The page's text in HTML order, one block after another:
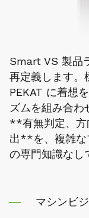
Smart VS 製品
再定義します。
PEKAT に着想
ズムを組み合
**有無判定、方
出**を、複雑な
の専門知識なし
マシンビ